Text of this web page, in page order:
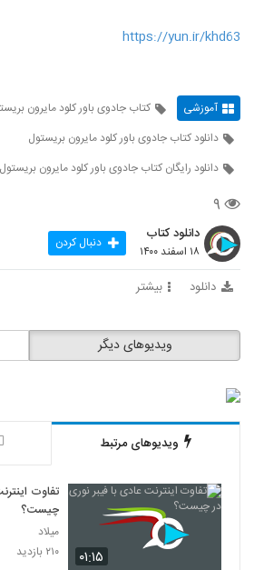
https://yun.ir/khd63
آموزشی
کتاب جادوی باور کلود مایرون
دانلود کتاب جادوی باور کلود مایرون بریستول
دانلود رایگان کتاب جادوی باور کلود مایرون بریستول
۹
دانلود کتاب
۱۸ اسفند ۱۴۰۰ دنبال کردن
دانلود بیشتر
ویدیوهای دیگر
ویدیوهای مرتبط
۰۱:۱۵
تفاوت
چیست؟
میلاد
۲۱۰ بازدید